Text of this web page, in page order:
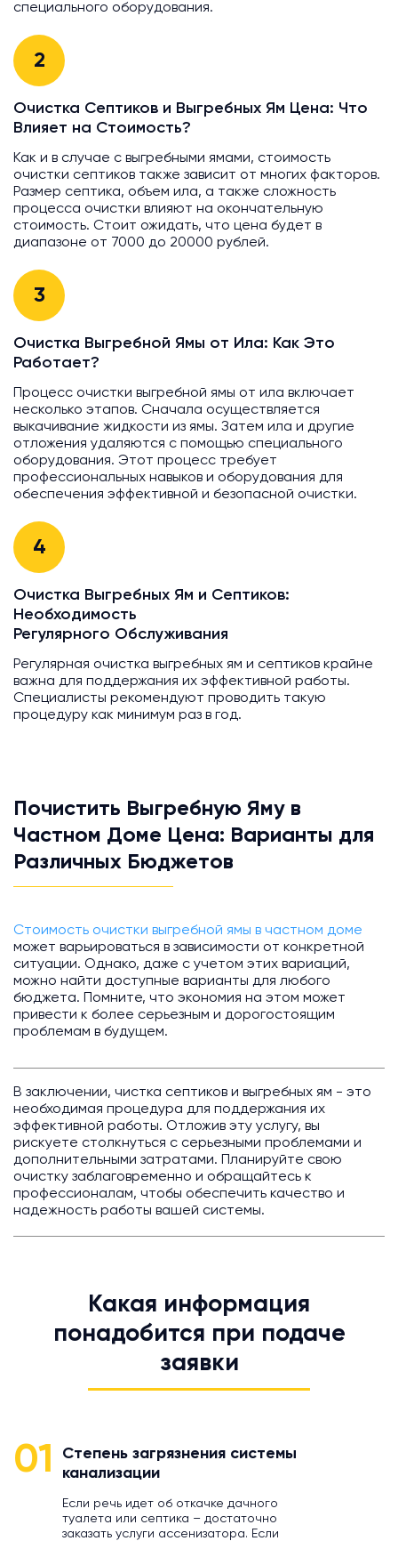
специального оборудования.
2
Очистка Септиков и Выгребных Ям Цена: Что
Влияет на Стоимость?
Как и в случае с выгребными ямами, стоимость
очистки септиков также зависит от многих факторов.
Размер септика, объем ила, а также сложность
процесса очистки влияют на окончательную
стоимость. Стоит ожидать, что цена будет в
диапазоне от 7000 до 20000 рублей.
3
Очистка Выгребной Ямы от Ила: Как Это
Работает?
Процесс очистки выгребной ямы от ила включает
несколько этапов. Сначала осуществляется
выкачивание жидкости из ямы. Затем ила и другие
отложения удаляются с помощью специального
оборудования. Этот процесс требует
профессиональных навыков и оборудования для
обеспечения эффективной и безопасной очистки.
4
Очистка Выгребных Ям и Септиков:
Необходимость
Регулярного Обслуживания
Регулярная очистка выгребных ям и септиков крайне
важна для поддержания их эффективной работы.
Специалисты рекомендуют проводить такую
процедуру как минимум раз в год.
Почистить Выгребную Яму в
Частном Доме Цена: Варианты для
Различных Бюджетов
Стоимость очистки выгребной ямы в частном доме
может варьироваться в зависимости от конкретной
ситуации. Однако, даже с учетом этих вариаций,
можно найти доступные варианты для любого
бюджета. Помните, что экономия на этом может
привести к более серьезным и дорогостоящим
проблемам в будущем.
В заключении, чистка септиков и выгребных ям - это
необходимая процедура для поддержания их
эффективной работы. Отложив эту услугу, вы
рискуете столкнуться с серьезными проблемами и
дополнительными затратами. Планируйте свою
очистку заблаговременно и обращайтесь к
профессионалам, чтобы обеспечить качество и
надежность работы вашей системы.
Какая информация
понадобится при подаче
заявки
01
Степень загрязнения системы
канализации
Если речь идет об откачке дачного
туалета или септика – достаточно
заказать услуги ассенизатора. Если